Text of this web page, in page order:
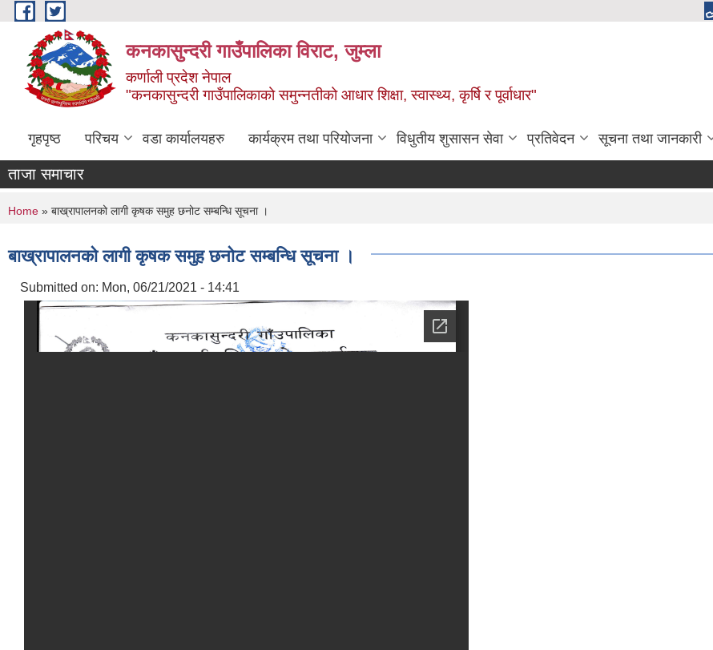
Skip to main content
कनकासुन्दरी गाउँपालिका विराट, जुम्ला
कर्णाली प्रदेश नेपाल
"कनकासुन्दरी गाउँपालिकाको समुन्नतीको आधार शिक्षा, स्वास्थ्य, कृर्षि र पूर्वाधार"
गृहपृष्ठ परिचय वडा कार्यालयहरु कार्यक्रम तथा परियोजना विधुतीय शुसासन सेवा प्रतिवेदन सूचना तथा जानकारी
ताजा समाचार
You are here
Home » बाख्रापालनको लागी कृषक समुह छनोट सम्बन्धि सूचना ।
बाख्रापालनको लागी कृषक समुह छनोट सम्बन्धि सूचना ।
Submitted on: Mon, 06/21/2021 - 14:41